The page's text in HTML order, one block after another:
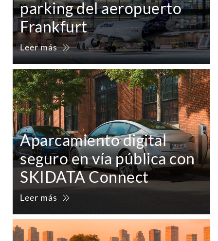
parking del aeropuerto
Frankfurt
Leer más
Aparcamiento digital
seguro en vía pública con
SKIDATA Connect
Leer más